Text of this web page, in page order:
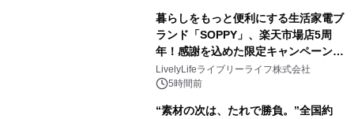
アーティストを フィーチャーしたアニ
メーションを公開～
暮らしをもっと便利にする生活家電ブ
ランド「SOPPY」、楽天市場店5周
年！感謝を込めた限定キャンペーンを
8月10日より開催
LivelyLifeライブリーライフ株式会社
5時間前
“素材の次は、たれで勝負。”全国約